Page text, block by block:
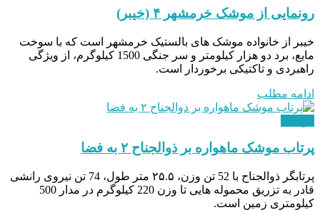
رونمایی از موشک خرمشهر ۴ (خیبر)
خیبر از خانواده موشک‌ های بالستیک خرمشهر است که با سوخت
مایع، برد دو هزار کیلومتر و سر جنگی 1500 کیلوگرم، از ویژگی
‌راهبردی و تاکتیکی برخوردار است.
ادامه مطلب
پرتاب موشک ماهواره بر ذوالجناح ۲ به فضا
پرتابگر ذوالجناح با 52 تن وزن، ۲۵.۵ متر طول، 74 تن نیروی رانشی
قادر به تزریق محموله‌ هایی تا وزن 220 کیلوگرم در مدار 500
کیلومتری زمین است.